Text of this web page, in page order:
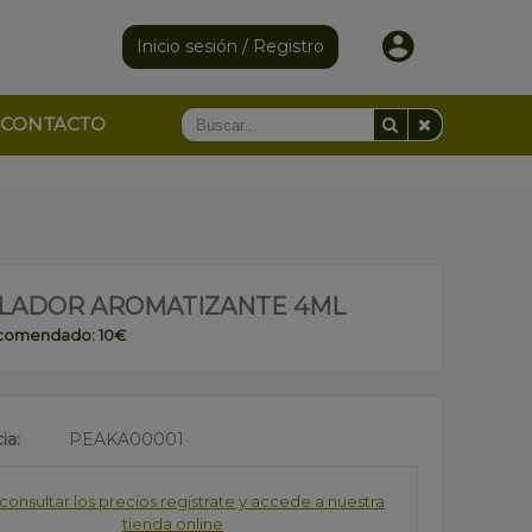
Inicio sesión / Registro
CONTACTO
AROMATIZANTE 4ML
10€
PEAKA00001
los precios regístrate y accede a nuestra
tienda online